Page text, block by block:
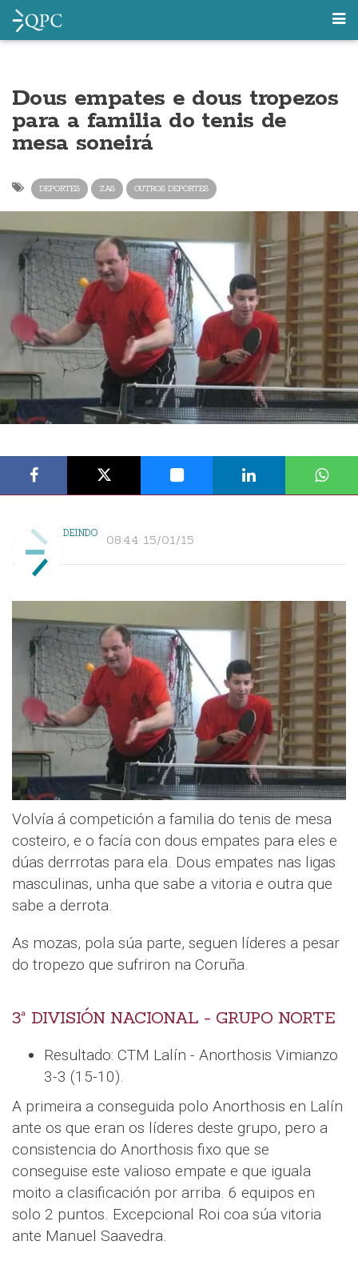
Dous empates e dous tropezos
para a familia do tenis de
mesa soneirá
DEPORTES ZAS OUTROS DEPORTES
DEINDO 08:44 15/01/15
Volvía á competición a familia do tenis de mesa
costeiro, e o facía con dous empates para eles e
dúas derrrotas para ela. Dous empates nas ligas
masculinas, unha que sabe a vitoria e outra que
sabe a derrota.
As mozas, pola súa parte, seguen líderes a pesar
do tropezo que sufriron na Coruña.
3ª DIVISIÓN NACIONAL - GRUPO NORTE
Resultado: CTM Lalín - Anorthosis Vimianzo
3-3 (15-10).
A primeira a conseguida polo Anorthosis en Lalín
ante os que eran os líderes deste grupo, pero a
consistencia do Anorthosis fixo que se
conseguise este valioso empate e que iguala
moito a clasificación por arriba. 6 equipos en
solo 2 puntos. Excepcional Roi coa súa vitoria
ante Manuel Saavedra.